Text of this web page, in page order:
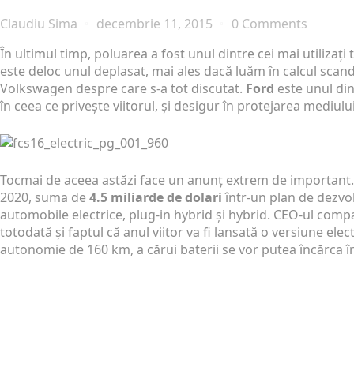
Claudiu Sima decembrie 11, 2015
0 Comments
În ultimul timp, poluarea a fost unul dintre cei mai utilizați
este deloc unul deplasat, mai ales dacă luăm în calcul
Volkswagen despre care s-a tot discutat. Ford este unul
în ceea ce privește viitorul, și desigur în protejarea
Tocmai de aceea astăzi face un anunț extrem de
2020, suma de 4.5 miliarde de dolariîntr-un plan de
automobile electrice, plug-in hybrid și hybrid. CEO-ul
totodată și faptul că anul viitor va fi lansată o versiune
autonomie de 160 km, a cărui baterii se vor putea încărca